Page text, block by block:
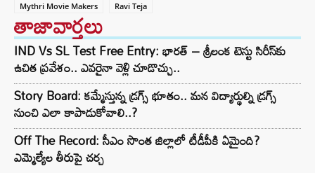
Mythri Movie Makers
Ravi Teja
తాజావార్తలు
IND Vs SL Test Free Entry: భారత్ – శ్రీలంక టెస్టు సిరీస్‌కు
ఉచిత ప్రవేశం.. ఎవరైనా వెళ్లి చూడొచ్చు..
Story Board: కమ్మేస్తున్న డ్రగ్స్ భూతం.. మన విద్యార్థుల్ని డ్రగ్స్
నుంచి ఎలా కాపాడుకోవాలి..?
Off The Record: సీఎం సొంత జిల్లాలో టీడీపీకి ఏమైంది?
ఎమ్మెల్యేల తీరుపై చర్చ